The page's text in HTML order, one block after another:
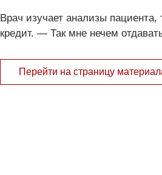
Врач изучает анализы
кредит. — Так мне нечем
Перейти на страницу